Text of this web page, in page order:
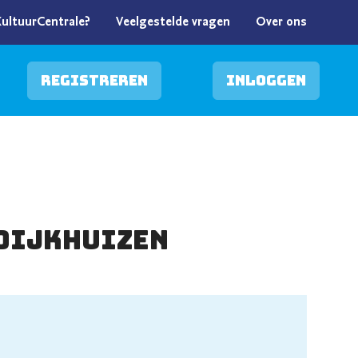
Veelgestelde vragen Over ons
Registreren Inloggen